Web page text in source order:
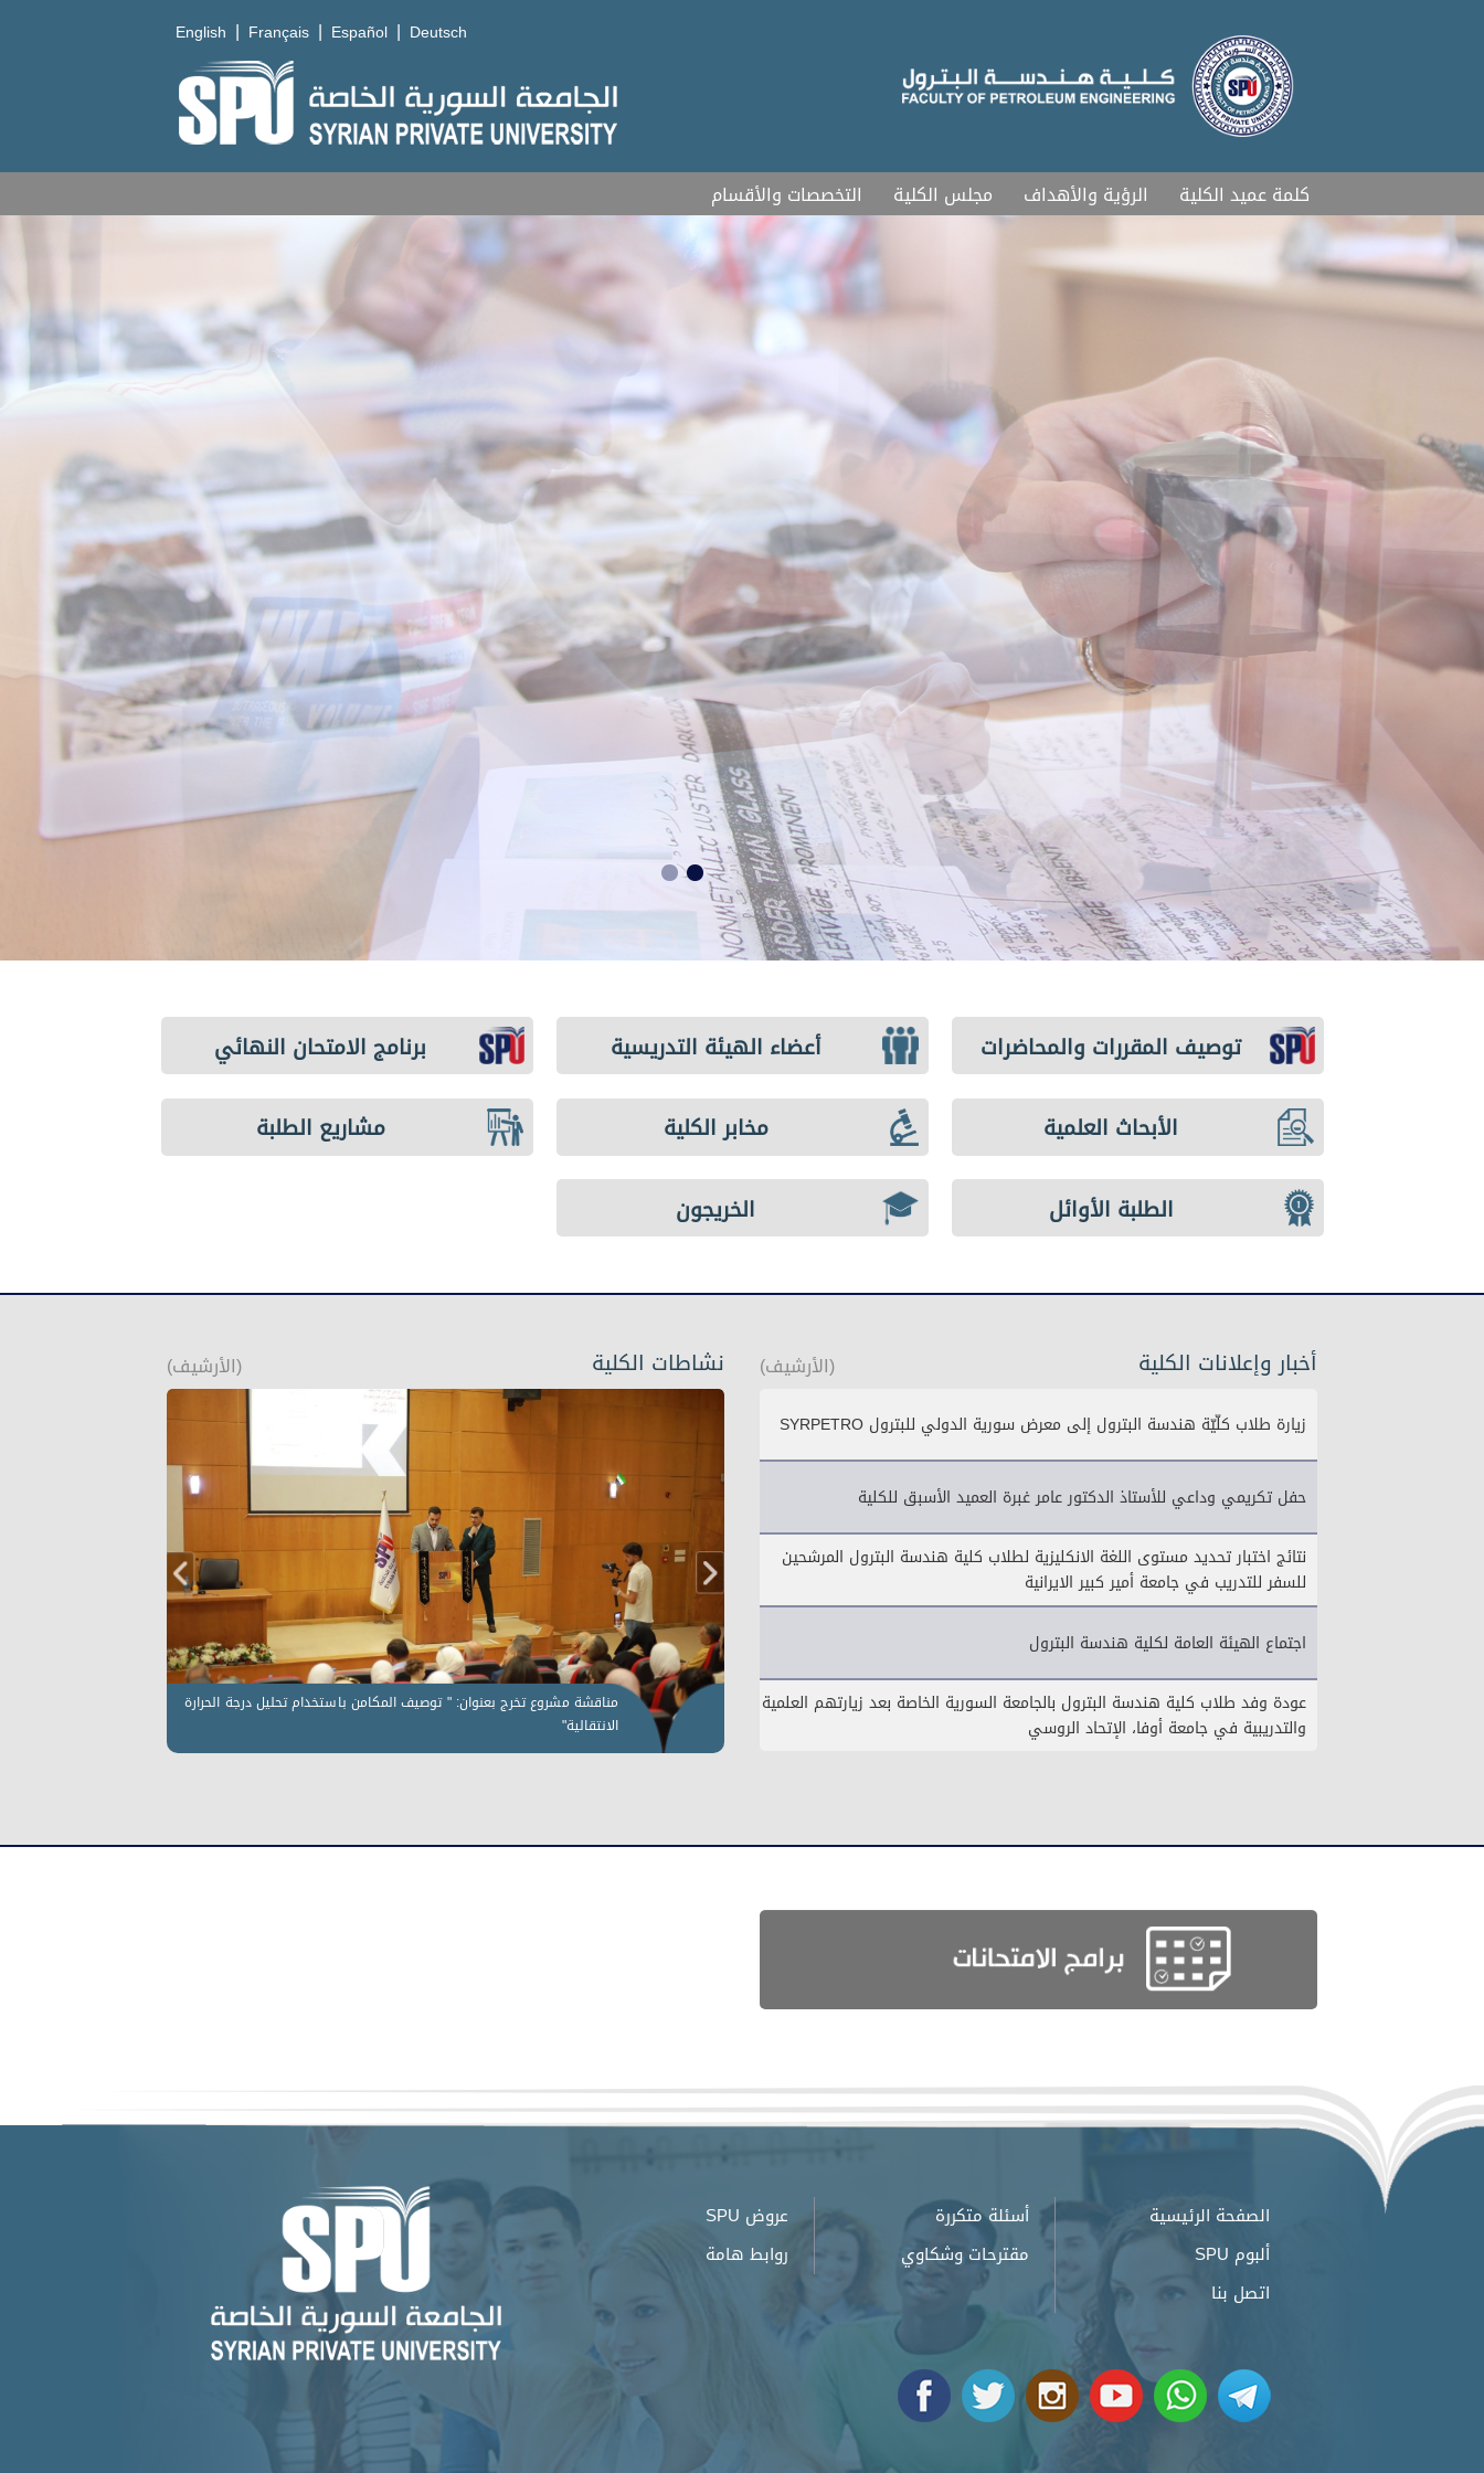
English | Français | Español | Deutsch
كلمة عميد الكلية الرؤية والأهداف مجلس الكلية التخصصات والأقسام
توصيف المقررات والمحاضرات أعضاء الهيئة التدريسية
برنامج الامتحان النهائي
الأبحاث العلمية
مخابر الكلية
مشاريع الطلبة
الطلبة الأوائل
الخريجون
أخبار وإعلانات الكلية (الأرشيف)
زيارة طلاب كلّيّة هندسة البترول إلى معرض سورية الدولي للبترول SYRPETRO
حفل تكريمي وداعي للأستاذ الدكتور عامر غبرة العميد الأسبق للكلية
نتائج اختبار تحديد مستوى اللغة الانكليزية لطلاب كلية هندسة البترول المرشحين
للسفر للتدريب في جامعة أمير كبير الايرانية
اجتماع الهيئة العامة لكلية هندسة البترول
عودة وفد طلاب كلية هندسة البترول بالجامعة السورية الخاصة بعد زيارتهم العلمية
والتدريبية في جامعة أوفا، الإتحاد الروسي
نشاطات الكلية (الأرشيف)
الصفحة الرئيسية أسئلة متكررة
عروض SPU
ألبوم SPU
مقترحات وشكاوي
روابط هامة
اتصل بنا